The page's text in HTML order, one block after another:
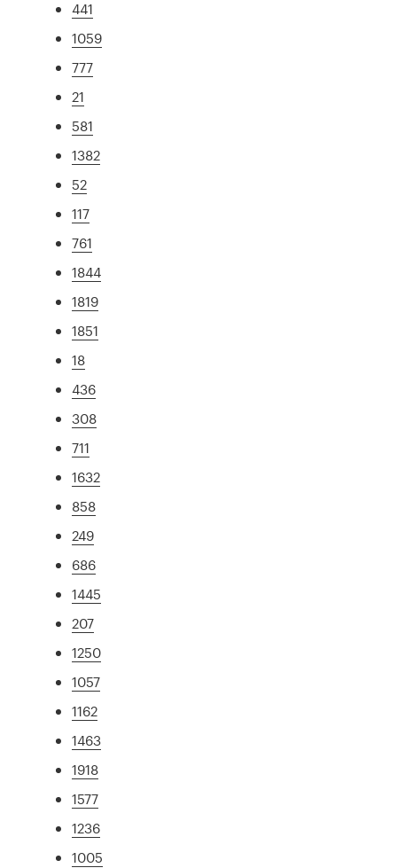
441
1059
777
21
581
1382
52
117
761
1844
1819
1851
18
436
308
711
1632
858
249
686
1445
207
1250
1057
1162
1463
1918
1577
1236
1005